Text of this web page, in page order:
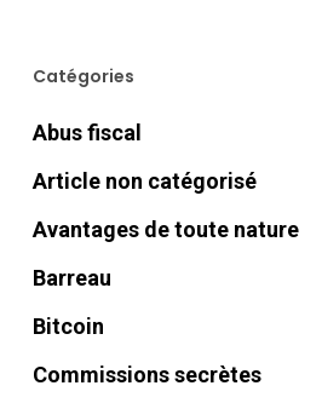
Catégories
Abus fiscal
Article non catégorisé
Avantages de toute nature
Barreau
Bitcoin
Commissions secrètes